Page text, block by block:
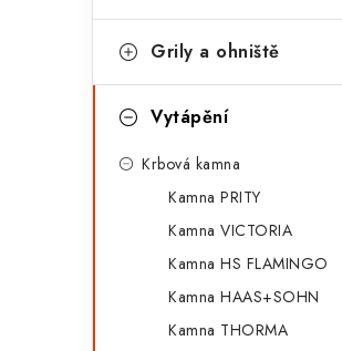
o
i
Grily a ohniště
Vytápění
Krbová kamna
Kamna PRITY
Kamna VICTORIA
Kamna HS FLAMINGO
Kamna HAAS+SOHN
Kamna THORMA